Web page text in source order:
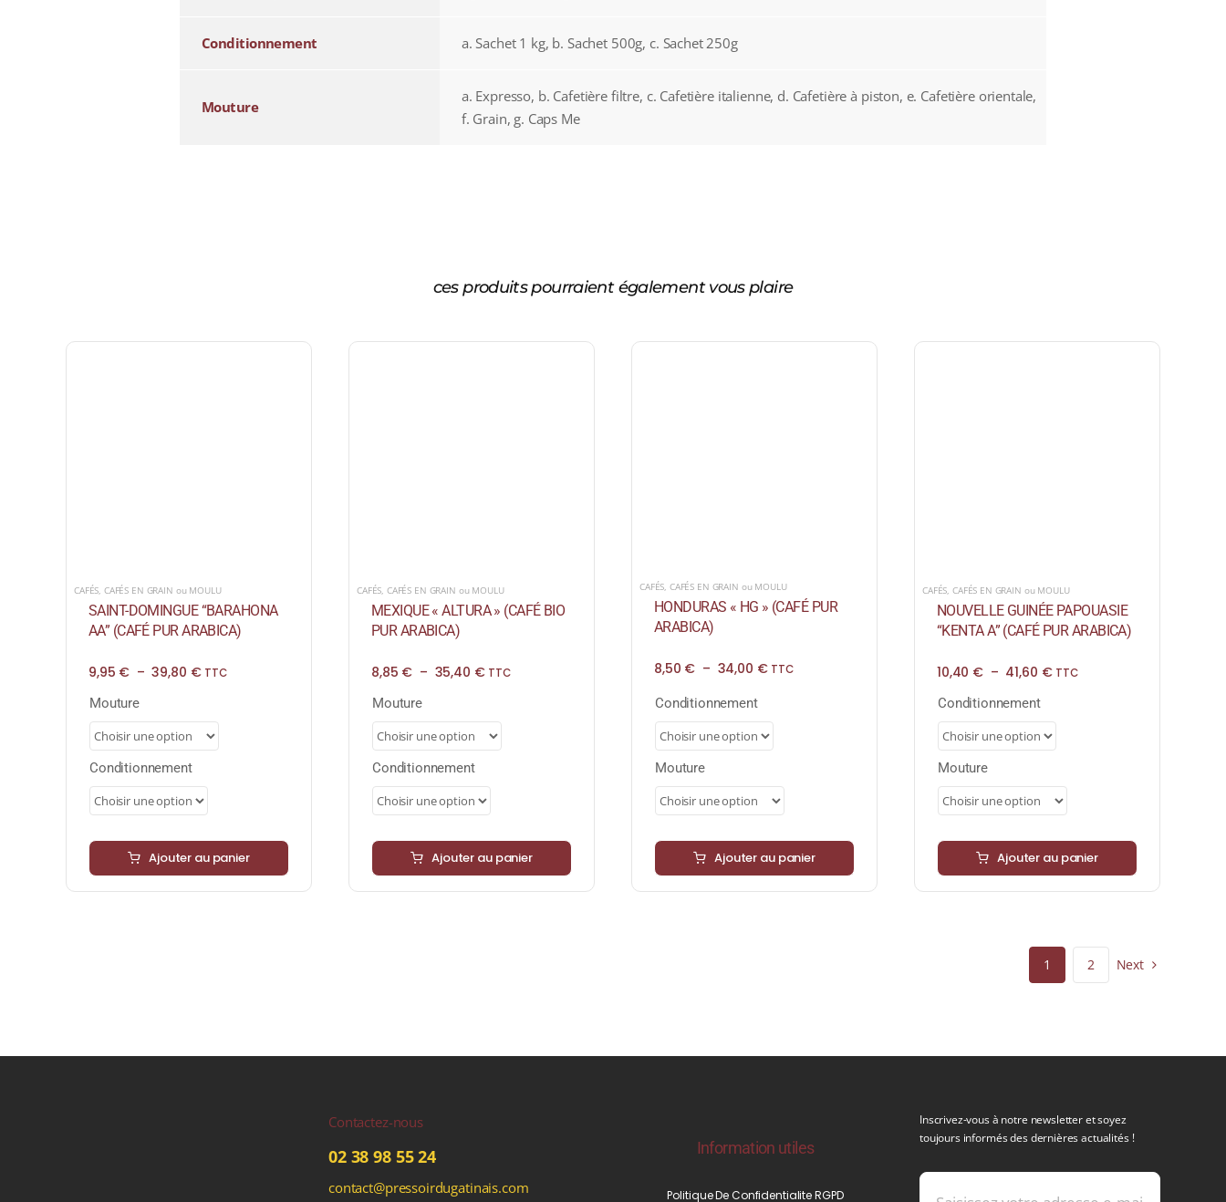
Conditionnement a. Sachet 1 kg, b. Sachet 500g, c. Sachet 250g
Mouture
a. Expresso, b. Cafetière filtre, c. Cafetière italienne, d. Cafetière à piston, e. Cafetière orientale,
f. Grain, g. Caps Me
ces produits pourraient également vous plaire
CAFÉS, CAFÉS EN GRAIN ou MOULU
SAINT-DOMINGUE “BARAHONA
AA” (CAFÉ PUR ARABICA)
9,95 € – 39,80 €Plage
à
39,80 €
TTC
Mouture
Conditionnement
Ajouter au panier
CAFÉS CAFÉS EN GRAIN ou MOULU
MEXIQUE « ALTURA » (CAFÉ BIO
PUR ARABICA)
8,85 € – 35,40 €Plage
à
35,40 €
TTC
Mouture
Conditionnement
Ajouter au panier
CAFÉS, CAFÉS EN GRAIN ou MOULU
HONDURAS « HG » (CAFÉ PUR
ARABICA)
8,50 € – 34,00 €Plage
à
34,00 €
TTC
Conditionnement
Mouture
Ajouter au panier
CAFÉS, CAFÉS EN GRAIN ou MOULU
NOUVELLE GUINÉE PAPOUASIE
“KENTA A” (CAFÉ PUR ARABICA)
10,40 € – 41,60 €Plage
à
TTC
Conditionnement
Mouture
Ajouter au panier
1 2 Next
Contactez-nous
02 38 98 55 24
contact@pressoirdugatinais.com
Information utiles
Politique De Confidentialite RGPD
Inscrivez-vous à notre newsletter et soyez
toujours informés des dernières actualités !